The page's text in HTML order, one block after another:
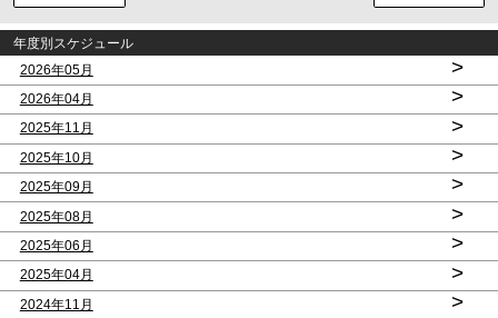
年度別スケジュール
2026年05月
>
2026年04月 >
2025年11月 >
2025年10月 >
2025年09月 >
2025年08月 >
2025年06月 >
2025年04月 >
2024年11月 >